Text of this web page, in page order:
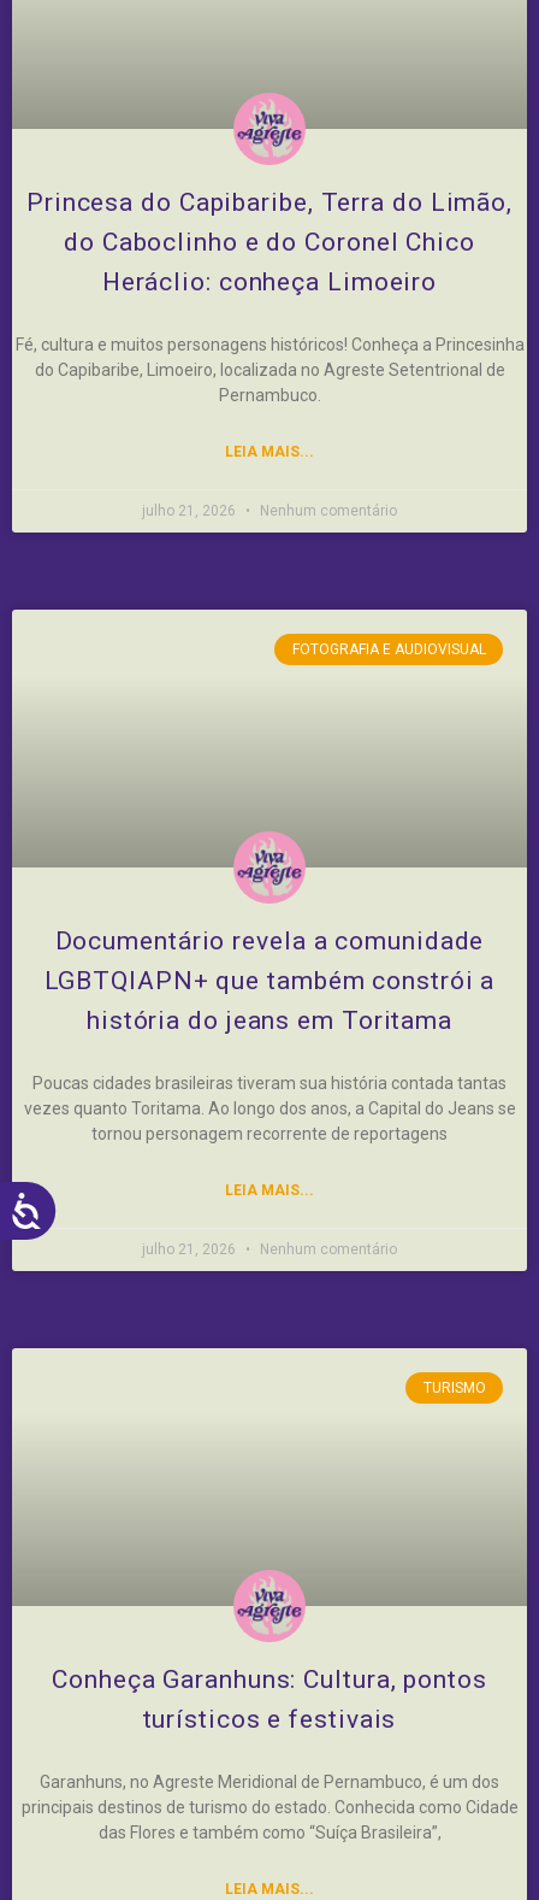
ACESSIBILIDADE
Princesa do Capibaribe, Terra do Limão,
do Caboclinho e do Coronel Chico
Heráclio: conheça Limoeiro
Fé, cultura e muitos personagens históricos! Conheça a Princesinha
do Capibaribe, Limoeiro, localizada no Agreste Setentrional de
Pernambuco.
LEIA MAIS...
julho 21, 2026 Nenhum comentário
FOTOGRAFIA E AUDIOVISUAL
Documentário revela a comunidade
LGBTQIAPN+ que também constrói a
história do jeans em Toritama
Poucas cidades brasileiras tiveram sua história contada tantas
vezes quanto Toritama. Ao longo dos anos, a Capital do Jeans se
tornou personagem recorrente de reportagens
LEIA MAIS...
julho 21, 2026 Nenhum comentário
TURISMO
Conheça Garanhuns: Cultura, pontos
turísticos e festivais
Garanhuns, no Agreste Meridional de Pernambuco, é um dos
principais destinos de turismo do estado. Conhecida como Cidade
das Flores e também como “Suíça Brasileira”,
LEIA MAIS...